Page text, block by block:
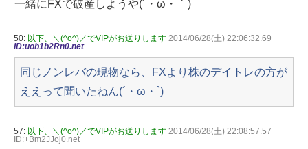
一緒にFXで破産しようや(´・ω・｀)
50: 以下、＼(^o^)／でVIPがお送りします 2014/06/28(土) 22:06:32.69
ID:uob1b2Rn0.net
同じノンレバの現物なら、FXより株のデイトレの方が
ええって聞いたねん(´・ω・`)
57: 以下、＼(^o^)／でVIPがお送りします 2014/06/28(土) 22:08:57.57
ID:+Bm2JJoj0.net